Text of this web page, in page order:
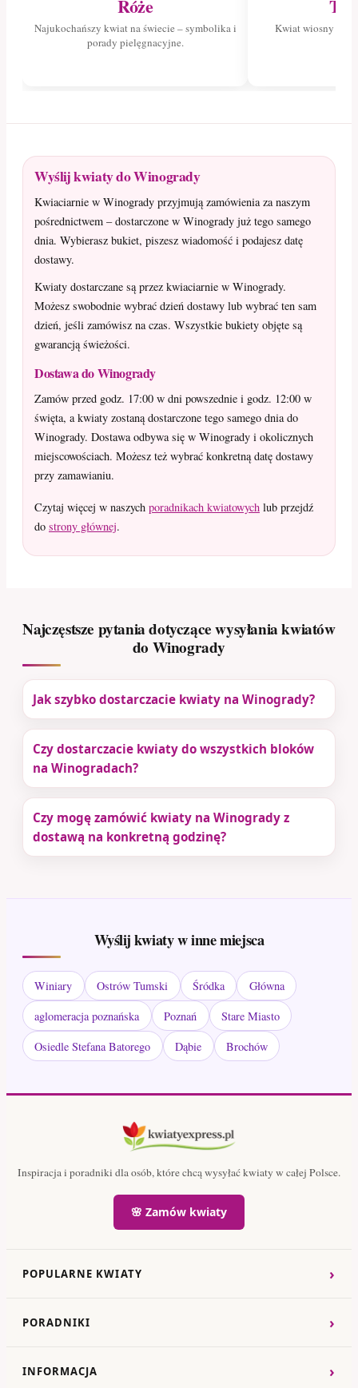
Róże
Najukochańszy kwiat na świecie – symbolika i
porady pielęgnacyjne.
Kwiat wiosny –
Wyślij kwiaty do Winogrady
Kwiaciarnie w Winogrady przyjmują zamówienia za naszym
pośrednictwem – dostarczone w Winogrady już tego samego
dnia. Wybierasz bukiet, piszesz wiadomość i podajesz datę
dostawy.
Kwiaty dostarczane są przez kwiaciarnie w Winogrady.
Możesz swobodnie wybrać dzień dostawy lub wybrać ten sam
dzień, jeśli zamówisz na czas. Wszystkie bukiety objęte są
gwarancją świeżości.
Dostawa do Winogrady
Zamów przed godz. 17:00 w dni powszednie i godz. 12:00 w
święta, a kwiaty zostaną dostarczone tego samego dnia do
Winogrady. Dostawa odbywa się w Winogrady i okolicznych
miejscowościach. Możesz też wybrać konkretną datę dostawy
przy zamawianiu.
Czytaj więcej w naszych poradnikach kwiatowych lub przejdź
do strony głównej.
Najczęstsze pytania dotyczące wysyłania kwiatów
do Winogrady
Jak szybko dostarczacie kwiaty na Winogrady?
Czy dostarczacie kwiaty do wszystkich bloków
na Winogradach?
Czy mogę zamówić kwiaty na Winogrady z
dostawą na konkretną godzinę?
Wyślij kwiaty w inne miejsca
Winiary Ostrów Tumski Śródka
Główna
aglomeracja poznańska
Poznań
Stare Miasto
Osiedle Stefana Batorego
Dąbie Brochów
Inspiracja i poradniki dla osób, które chcą wysyłać kwiaty w całej Polsce.
🌸 Zamów kwiaty
POPULARNE KWIATY ›
PORADNIKI ›
INFORMACJA ›